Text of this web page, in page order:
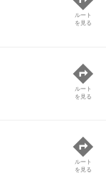
ルート
を見る
ルート
を見る
ルート
を見る